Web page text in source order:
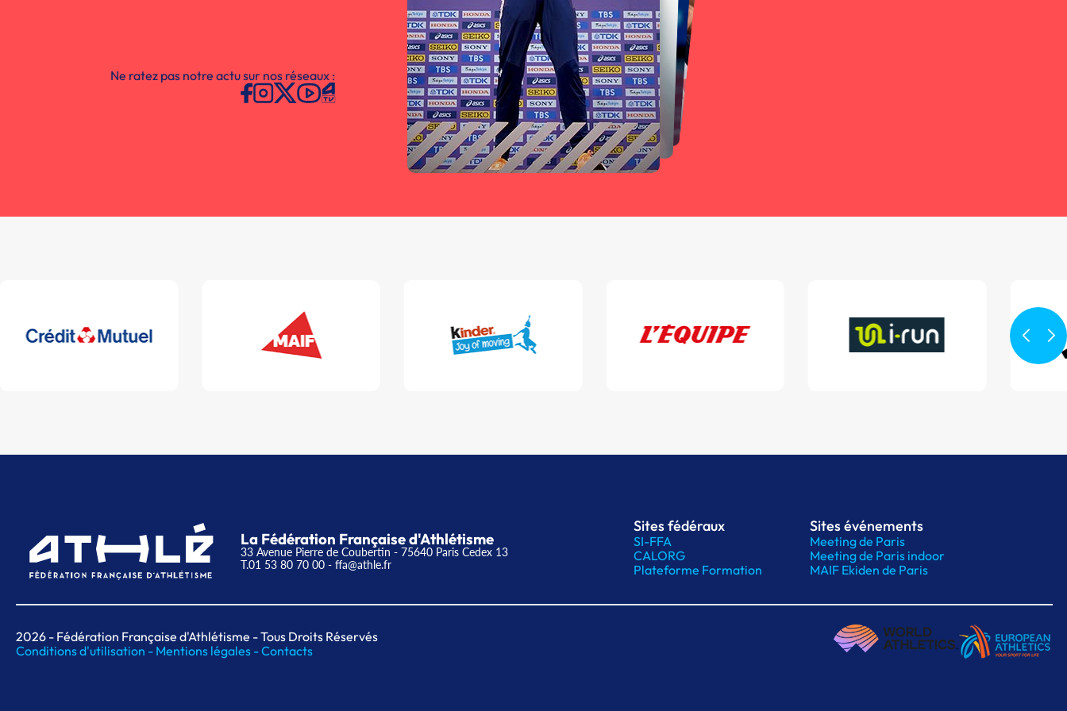
Ne ratez pas notre actu sur nos réseaux :
La Fédération Française d'Athlétisme
33 Avenue Pierre de Coubertin - 75640 Paris Cedex 13
T.01 53 80 70 00 - ffa@athle.fr
Sites fédéraux
SI-FFA
CALORG
Plateforme Formation
Sites événements
Meeting de Paris
Meeting de Paris indoor
MAIF Ekiden de Paris
2026 - Fédération Française d'Athlétisme - Tous Droits Réservés
Conditions d'utilisation - Mentions légales -Contacts